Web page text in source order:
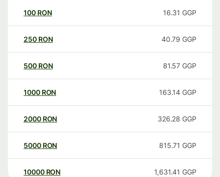
100 RON 16.31 GGP
250 RON 40.79 GGP
500 RON 81.57 GGP
1000 RON 163.14 GGP
2000 RON 326.28 GGP
5000 RON 815.71 GGP
10000 RON 1,631.41 GGP